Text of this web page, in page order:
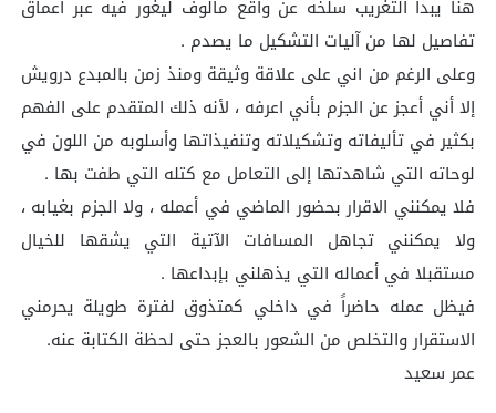
هنا يبدأ التغريب سلخه عن واقع مألوف ليغور فيه عبر أعماق
تفاصيل لها من آليات التشكيل ما يصدم .
وعلى الرغم من اني على علاقة وثيقة ومنذ زمن بالمبدع درويش
إلا أني أعجز عن الجزم بأني اعرفه ، لأنه ذلك المتقدم على الفهم
بكثير في تأليفاته وتشكيلاته وتنفيذاتها وأسلوبه من اللون في
لوحاته التي شاهدتها إلى التعامل مع كتله التي طفت بها .
فلا يمكنني الاقرار بحضور الماضي في أعمله ، ولا الجزم بغيابه ،
ولا يمكنني تجاهل المسافات الآتية التي يشقها للخيال
مستقبلا في أعماله التي يذهلني بإبداعها .
فيظل عمله حاضراً في داخلي كمتذوق لفترة طويلة يحرمني
الاستقرار والتخلص من الشعور بالعجز حتى لحظة الكتابة عنه.
عمر سعيد